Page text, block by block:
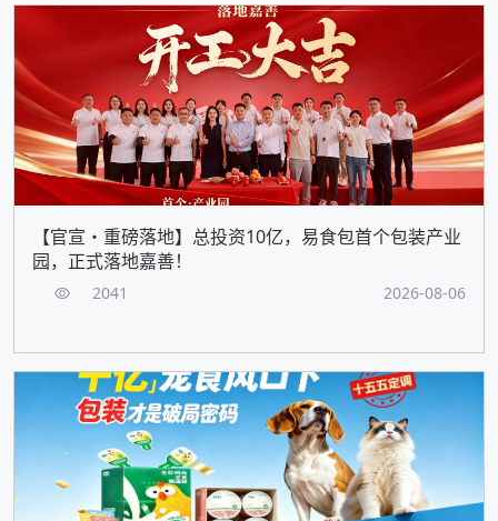
【官宣・重磅落地】总投资10亿，易食包首个包装产业
园，正式落地嘉善！
2041 2026-08-06